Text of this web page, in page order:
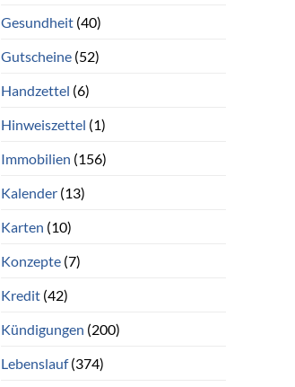
Gesundheit(40)
Gutscheine(52)
Handzettel (6)
Hinweiszettel (1)
Immobilien (156)
Kalender(13)
Karten (10)
Konzepte(7)
Kredit(42)
Kündigungen (200)
Lebenslauf(374)